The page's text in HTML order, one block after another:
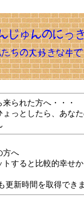
られた方へ・・・
ょっとしたら、あな
方へ
トすると比較的幸せ
更新時間を取得できま